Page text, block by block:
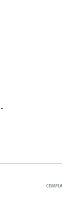
CEVAPLA